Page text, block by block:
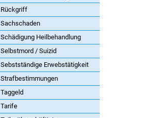
Rückgriff
Sachschaden
Schädigung Heilbehandlung
Selbstmord / Suizid
Sebstständige Erwebstätigkeit
Strafbestimmungen
Taggeld
Tarife